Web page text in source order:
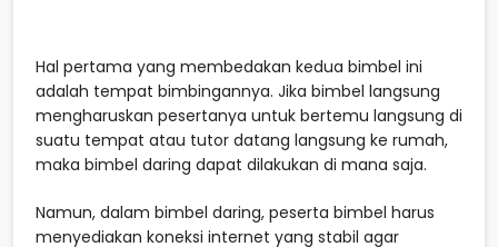
Hal pertama yang membedakan kedua bimbel ini
adalah tempat bimbingannya. Jika bimbel langsung
mengharuskan pesertanya untuk bertemu langsung di
suatu tempat atau tutor datang langsung ke rumah,
maka bimbel daring dapat dilakukan di mana saja.
Namun, dalam bimbel daring, peserta bimbel harus
menyediakan koneksi internet yang stabil agar